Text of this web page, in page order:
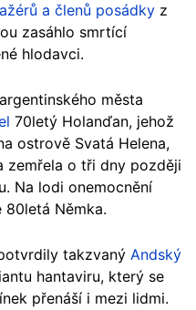
a členů posádky z
zasáhlo smrtící
hlodavci.
města
70letý Holanďan, jehož
ostrově Svatá Helena,
zemřela o tři dny později
Na lodi onemocnění
Němka.
takzvaný Andský
hantaviru, který se
přenáší i mezi lidmi.